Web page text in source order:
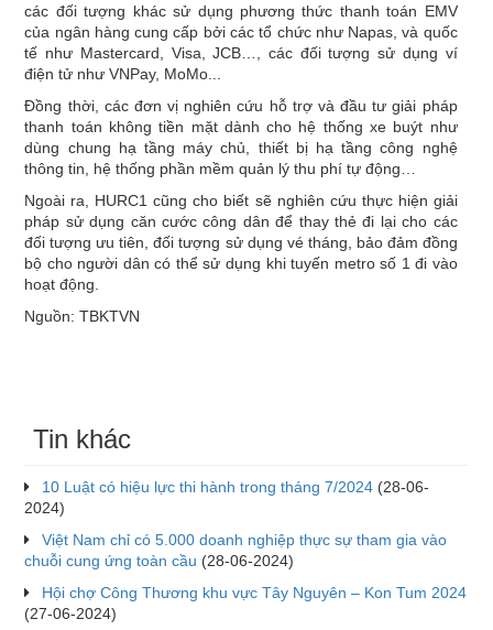
các đối tượng khác sử dụng phương thức thanh toán EMV
của ngân hàng cung cấp bởi các tổ chức như Napas, và quốc
tế như Mastercard, Visa, JCB…, các đối tượng sử dụng ví
điện tử như VNPay, MoMo...
Đồng thời, các đơn vị nghiên cứu hỗ trợ và đầu tư giải pháp
thanh toán không tiền mặt dành cho hệ thống xe buýt như
dùng chung hạ tầng máy chủ, thiết bị hạ tầng công nghệ
thông tin, hệ thống phần mềm quản lý thu phí tự động…
Ngoài ra, HURC1 cũng cho biết sẽ nghiên cứu thực hiện giải
pháp sử dụng căn cước công dân để thay thẻ đi lại cho các
đối tượng ưu tiên, đối tượng sử dụng vé tháng, bảo đảm đồng
bộ cho người dân có thể sử dụng khi tuyến metro số 1 đi vào
hoạt động.
Nguồn: TBKTVN
Tin khác
10 Luật có hiệu lực thi hành trong tháng 7/2024 (28-06-
2024)
Việt Nam chỉ có 5.000 doanh nghiệp thực sự tham gia vào
chuỗi cung ứng toàn cầu (28-06-2024)
Hội chợ Công Thương khu vực Tây Nguyên – Kon Tum 2024
(27-06-2024)